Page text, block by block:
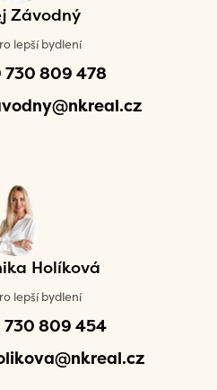
Závodný
lepší bydlení
730 809 478
Holíková
lepší bydlení
730 809 454